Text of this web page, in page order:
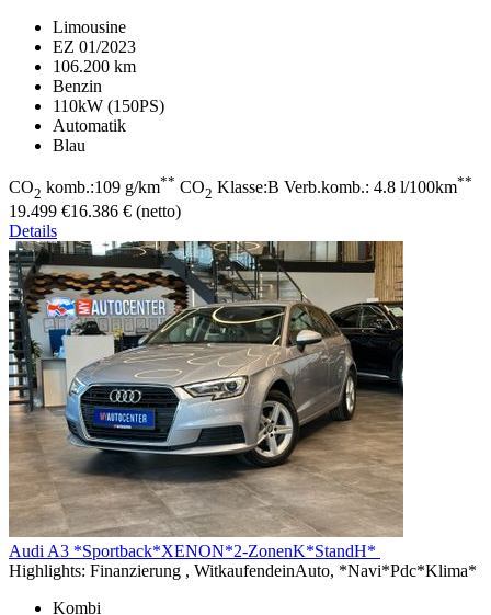
Limousine
EZ 01/2023
106.200 km
Benzin
110kW (150PS)
Automatik
Blau
CO2 komb.:109 g/km** CO2 Klasse:B Verb.komb.: 4.8 l/100km**
19.499 €16.386 € (netto)
Details
Audi A3 *Sportback*XENON*2-ZonenK*StandH*
Highlights: Finanzierung , WitkaufendeinAuto, *Navi*Pdc*Klima*
Kombi